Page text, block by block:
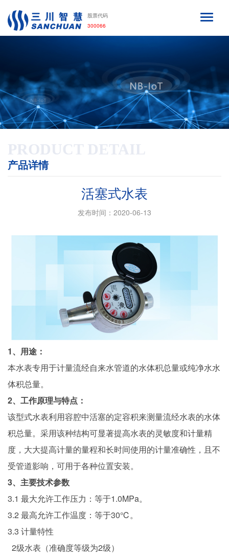
股票代码
300066
PRODUCT DETAIL
产品详情
活塞式水表
发布时间：2020-06-13
1、用途：
本水表专用于计量流经自来水管道的水体积总量或纯净水水
体积总量。
2、工作原理与特点：
该型式水表利用容腔中活塞的定容积来测量流经水表的水体
积总量。采用该种结构可显著提高水表的灵敏度和计量精
度，大大提高计量的量程和长时间使用的计量准确性，且不
受管道影响，可用于各种位置安装。
3、主要技术参数
3.1 最大允许工作压力：等于1.0MPa。
3.2 最高允许工作温度：等于30℃。
3.3 计量特性
2级水表（准确度等级为2级）